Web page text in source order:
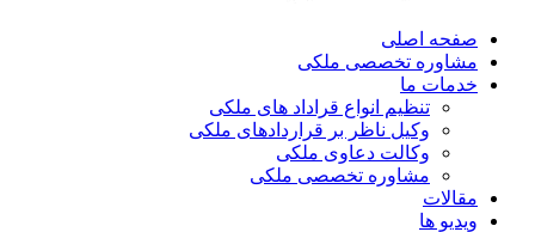
صفحه اصلی
مشاوره تخصصی ملکی
خدمات ما
تنظیم انواع قراداد های ملکی
وکیل ناظر بر قراردادهای ملکی
وکالت دعاوی ملکی
مشاوره تخصصی ملکی
مقالات
ویدیو ها